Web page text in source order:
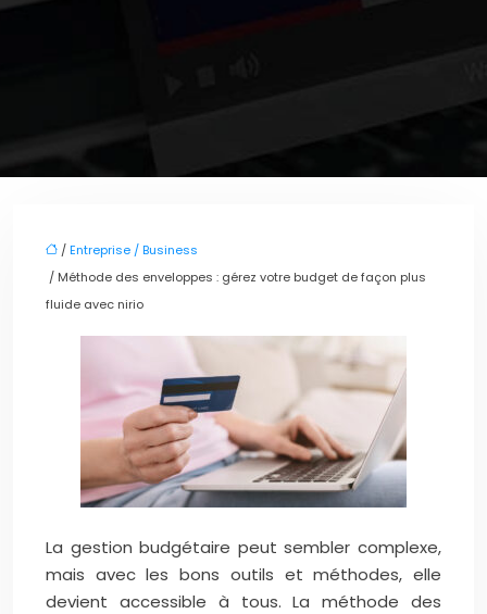
/Entreprise / Business
/ Méthode des enveloppes : gérez votre budget de façon plus
fluide avec nirio
La gestion budgétaire peut sembler complexe,
mais avec les bons outils et méthodes, elle
devient accessible à tous. La méthode des